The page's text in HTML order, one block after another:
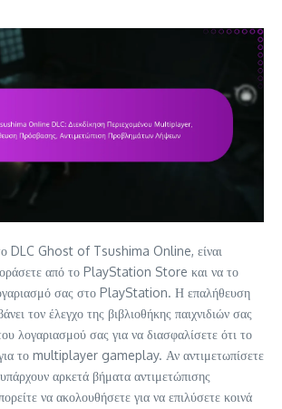
DLC Ghost of Tsushima Online, είναι
από το PlayStation Store και να το
σας στο PlayStation. Η επαλήθευση
τον έλεγχο της βιβλιοθήκης παιχνιδιών σας
λογαριασμού σας για να διασφαλίσετε ότι το
για το multiplayer gameplay. Αν αντιμετωπίσετε
αρκετά βήματα αντιμετώπισης
να ακολουθήσετε για να επιλύσετε κοινά